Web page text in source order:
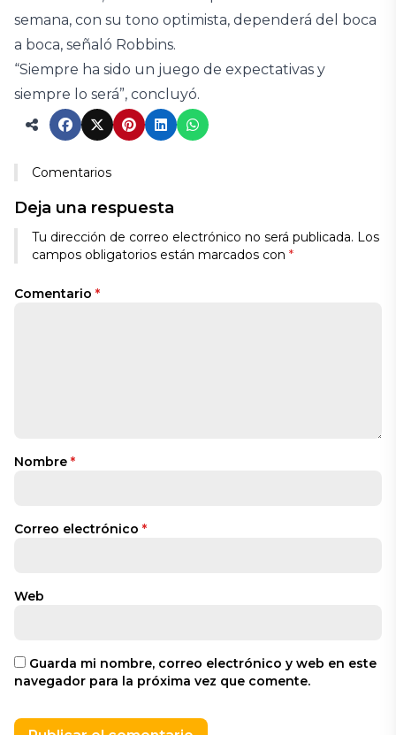
semana, con su tono optimista, dependerá del boca
a boca, señaló Robbins.
“Siempre ha sido un juego de expectativas y
siempre lo será”, concluyó.
Comentarios
Deja una respuesta
Tu dirección de correo electrónico no será publicada. Los
campos obligatorios están marcados con *
Comentario *
Nombre *
Correo electrónico *
Web
Guarda mi nombre, correo electrónico y web en este
navegador para la próxima vez que comente.